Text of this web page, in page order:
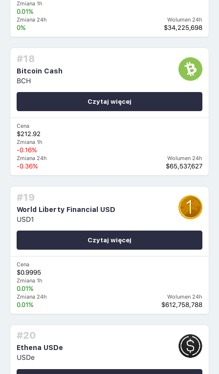
Zmiana 1h
0.01%
Zmiana 24h
0%
Wolumen 24h
$34,225,698
#18
Bitcoin Cash
BCH
Cena
$212.92
Zmiana 1h
-0.16%
Zmiana 24h
-0.36%
Wolumen 24h
$65,537,627
Czytaj więcej
#19
World Liberty Financial USD
USD1
Cena
$0.9995
Zmiana 1h
0.01%
Zmiana 24h
0.01%
Wolumen 24h
$612,758,788
Czytaj więcej
#20
Ethena USDe
USDe